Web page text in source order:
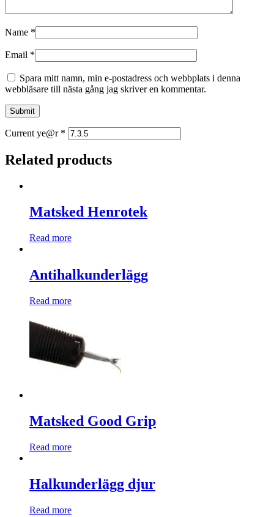
Name *
Email *
Spara mitt namn, min e-postadress och webbplats i denna
webbläsare till nästa gång jag skriver en kommentar.
Current ye@r *
Related products
Matsked Henrotek
Read more
Antihalkunderlägg
Read more
Matsked Good Grip
Read more
Halkunderlägg djur
Read more